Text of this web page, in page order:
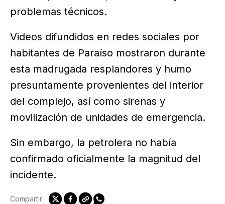
problemas técnicos.
Videos difundidos en redes sociales por
habitantes de Paraíso mostraron durante
esta madrugada resplandores y humo
presuntamente provenientes del interior
del complejo, así como sirenas y
movilización de unidades de emergencia.
Sin embargo, la petrolera no había
confirmado oficialmente la magnitud del
incidente.
Compartir: